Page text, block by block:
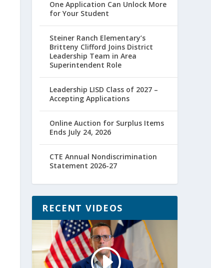
One Application Can Unlock More
for Your Student
Steiner Ranch Elementary’s
Britteny Clifford Joins District
Leadership Team in Area
Superintendent Role
Leadership LISD Class of 2027 –
Accepting Applications
Online Auction for Surplus Items
Ends July 24, 2026
CTE Annual Nondiscrimination
Statement 2026-27
RECENT VIDEOS